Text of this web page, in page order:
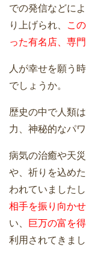
での発信などに
り上げられ、
こ
った有名店、専
人が幸せを願う
でしょうか。
歴史の中で人類
力、神秘的なパ
病気の治癒や天
や、祈りを込め
われていました
相手を振り向かせ
い、
巨万の富を
利用されてきまし